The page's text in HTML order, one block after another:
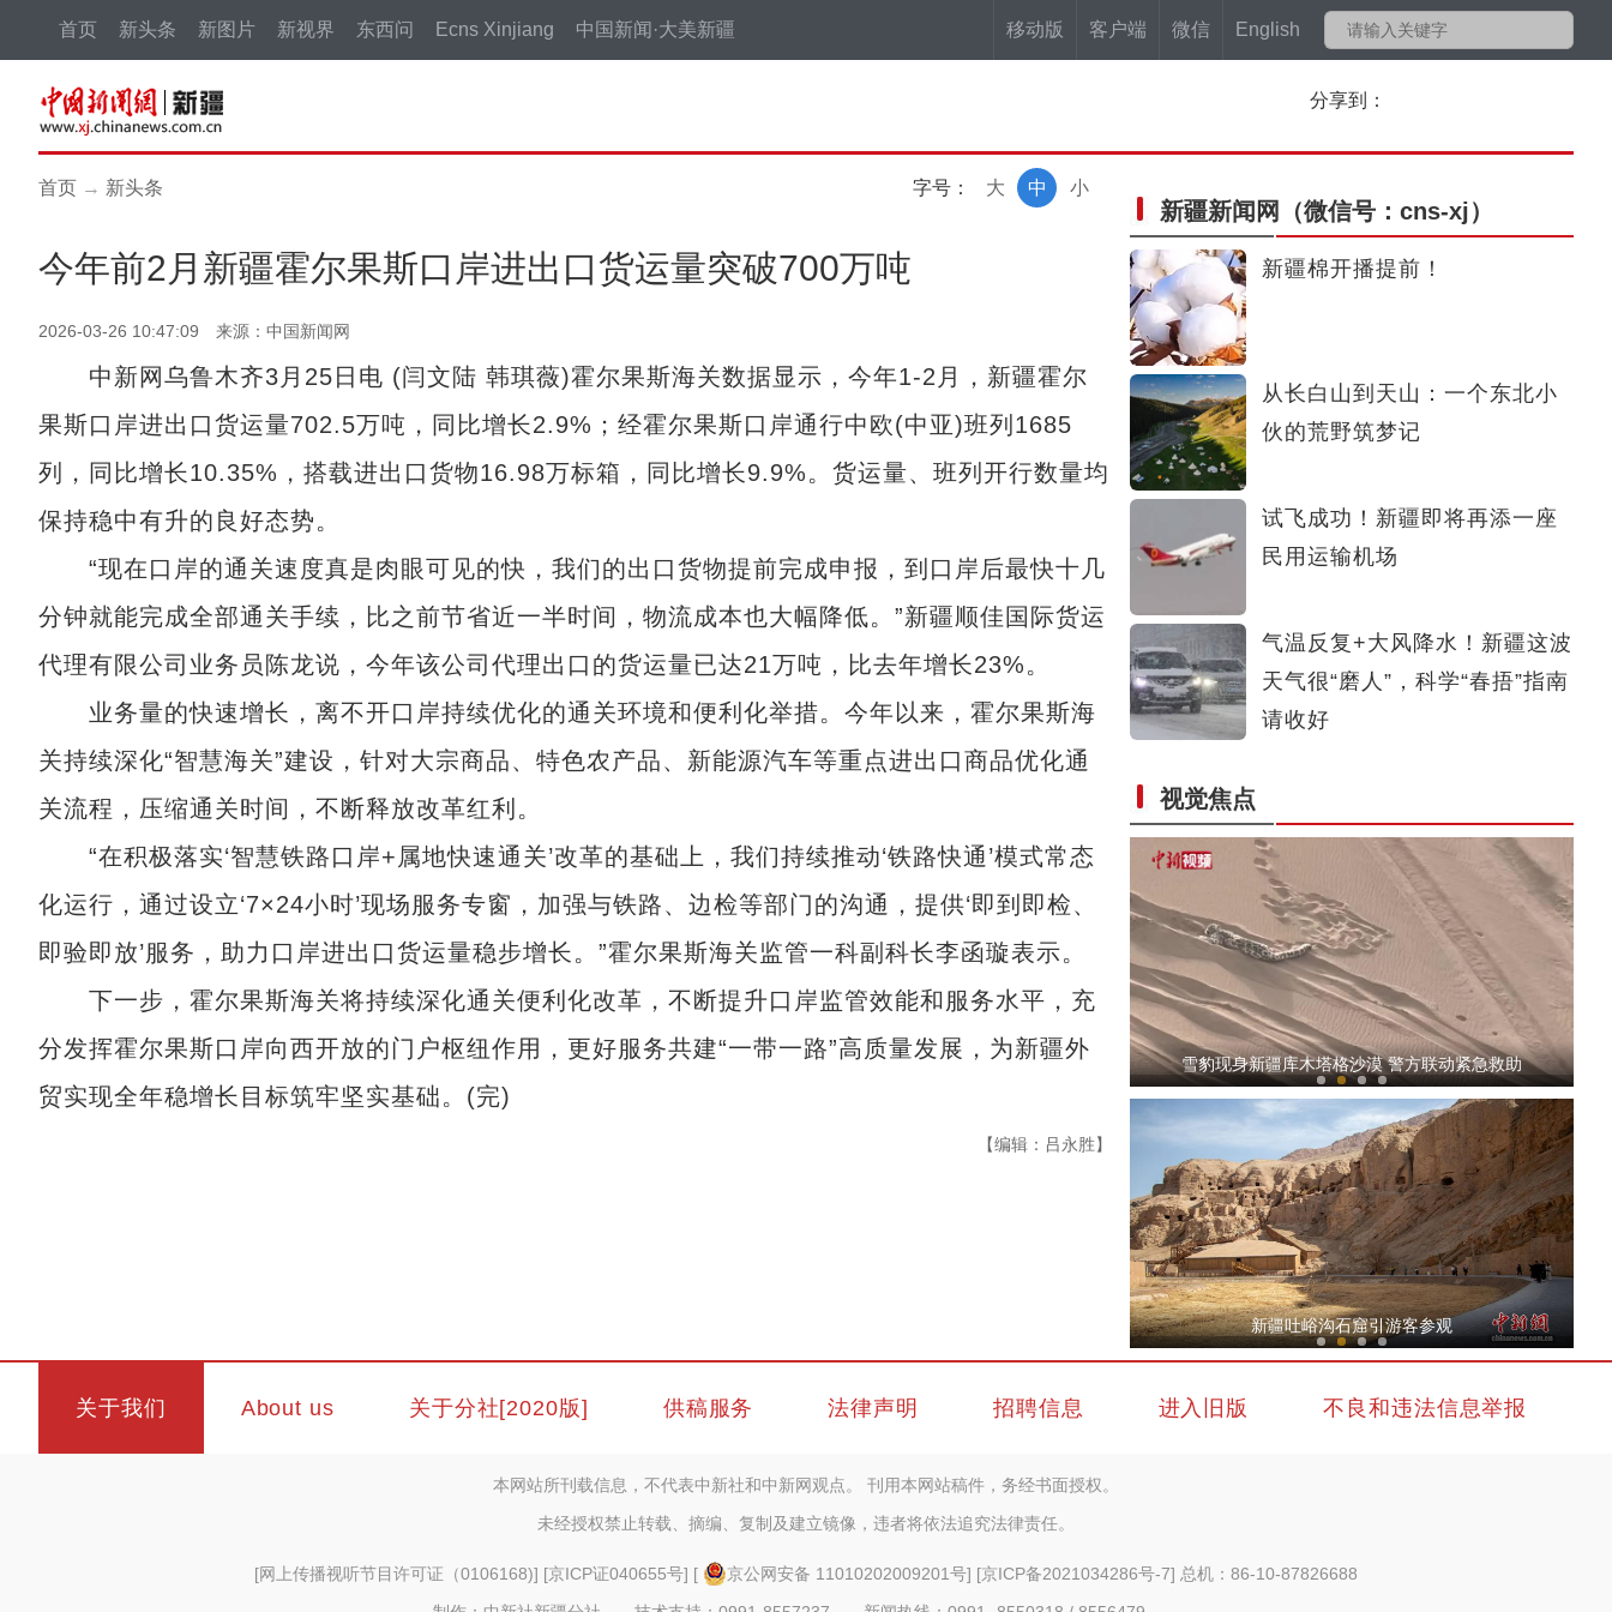
移动版 客户端 微信 English
首页 新头条 新图片 新视界 东西问 Ecns Xinjiang 中国新闻·大美新疆
分享到：
首页 → 新头条 字号： 小
中
大
今年前2月新疆霍尔果斯口岸进出口货运量突破700万吨
2026-03-26 10:47:09 来源：中国新闻网
中新网乌鲁木齐3月25日电 (闫文陆 韩琪薇)霍尔果斯海关数据显示，今年1-2月，新疆霍尔
果斯口岸进出口货运量702.5万吨，同比增长2.9%；经霍尔果斯口岸通行中欧(中亚)班列1685
列，同比增长10.35%，搭载进出口货物16.98万标箱，同比增长9.9%。货运量、班列开行数量均
保持稳中有升的良好态势。
“现在口岸的通关速度真是肉眼可见的快，我们的出口货物提前完成申报，到口岸后最快十几
分钟就能完成全部通关手续，比之前节省近一半时间，物流成本也大幅降低。”新疆顺佳国际货运
代理有限公司业务员陈龙说，今年该公司代理出口的货运量已达21万吨，比去年增长23%。
业务量的快速增长，离不开口岸持续优化的通关环境和便利化举措。今年以来，霍尔果斯海
关持续深化“智慧海关”建设，针对大宗商品、特色农产品、新能源汽车等重点进出口商品优化通
关流程，压缩通关时间，不断释放改革红利。
“在积极落实‘智慧铁路口岸+属地快速通关’改革的基础上，我们持续推动‘铁路快通’模式常态
化运行，通过设立‘7×24小时’现场服务专窗，加强与铁路、边检等部门的沟通，提供‘即到即检、
即验即放’服务，助力口岸进出口货运量稳步增长。”霍尔果斯海关监管一科副科长李函璇表示。
下一步，霍尔果斯海关将持续深化通关便利化改革，不断提升口岸监管效能和服务水平，充
分发挥霍尔果斯口岸向西开放的门户枢纽作用，更好服务共建“一带一路”高质量发展，为新疆外
贸实现全年稳增长目标筑牢坚实基础。(完)
【编辑：吕永胜】
新疆新闻网 （微信号：cns-xj）
新疆棉开播提前！
从长白山到天山：一个东北小
伙的荒野筑梦记
试飞成功！新疆即将再添一座
民用运输机场
气温反复+大风降水！新疆这波
天气很“磨人”，科学“春捂”指南
请收好
视觉焦点
新疆在京举办驻华使节交流会 中外嘉宾共话发展与合作
新疆乌恰：风雪夜牧民丢失56只羊 民辅警11小时连夜寻回
雪豹现身新疆库木塔格沙漠 警方联动紧急救助
洪磊：新疆各族群众的安全感满意度连续多年保持在99%以
上
新疆在京举办驻华使节交流会 中外嘉宾共话发展与合作
新疆吐峪沟石窟引游客参观
关于我们 About us 关于分社[2020版] 供稿服务 法律声明 招聘信息 进入旧版 不良和违法信息举报
本网站所刊载信息，不代表中新社和中新网观点。 刊用本网站稿件，务经书面授权。
未经授权禁止转载、摘编、复制及建立镜像，违者将依法追究法律责任。
[网上传播视听节目许可证（0106168)] [京ICP证040655号] [ 京公网安备 11010202009201号] [京ICP备2021034286号-7] 总机：86-10-87826688